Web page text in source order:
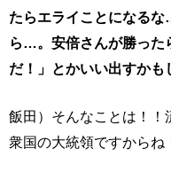
たらエライことになる
ら…。安倍さんが勝った
だ！」とかいい出すかも
飯田）そんなことは！！
衆国の大統領ですからね